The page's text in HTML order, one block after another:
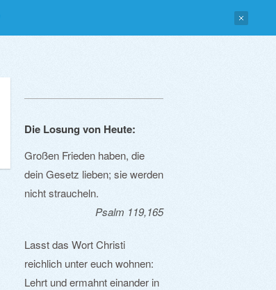
Die Losung von Heute:
Großen Frieden haben, die
dein Gesetz lieben; sie werden
nicht straucheln.
Psalm 119,165
Lasst das Wort Christi
reichlich unter euch wohnen:
Lehrt und ermahnt einander in